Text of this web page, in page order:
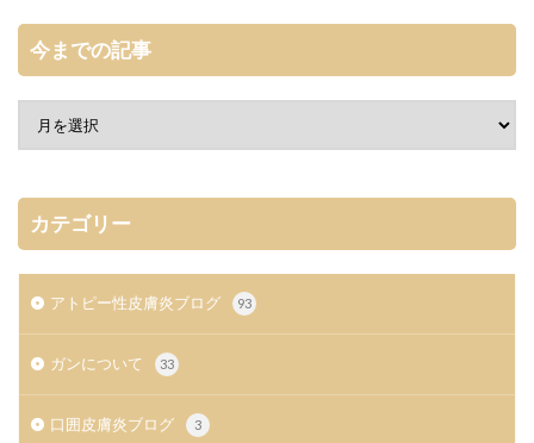
今までの記事
カテゴリー
アトピー性皮膚炎ブログ 93
ガンについて 33
口囲皮膚炎ブログ 3